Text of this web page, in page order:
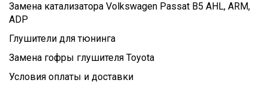
Замена катализатора Volkswagen Passat B5 AHL, ARM,
ADP
Глушители для тюнинга
Замена гофры глушителя Toyota
Условия оплаты и доставки